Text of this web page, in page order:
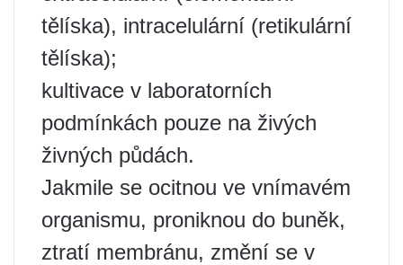
tělíska), intracelulární (retikulární
tělíska);
kultivace v laboratorních
podmínkách pouze na živých
živných půdách.
Jakmile se ocitnou ve vnímavém
organismu, proniknou do buněk,
ztratí membránu, změní se v